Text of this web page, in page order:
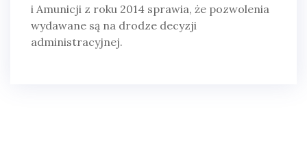
i Amunicji z roku 2014 sprawia, że pozwolenia
wydawane są na drodze decyzji
administracyjnej.